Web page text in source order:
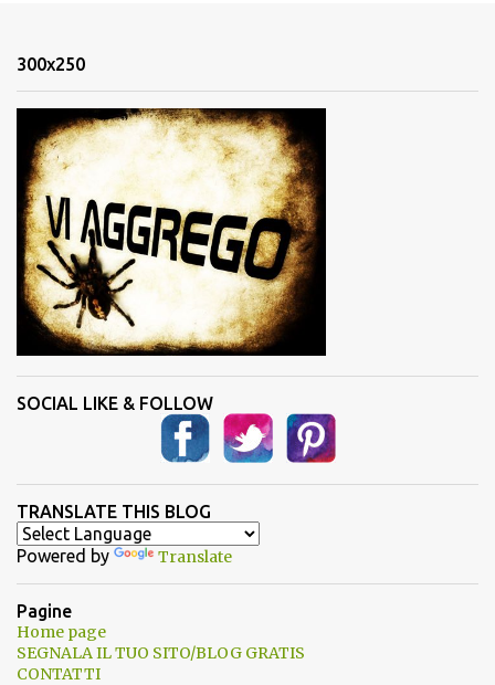
n
i
300x250
SOCIAL LIKE & FOLLOW
TRANSLATE THIS BLOG
Powered by Translate
Pagine
Home page
SEGNALA IL TUO SITO/BLOG GRATIS
CONTATTI